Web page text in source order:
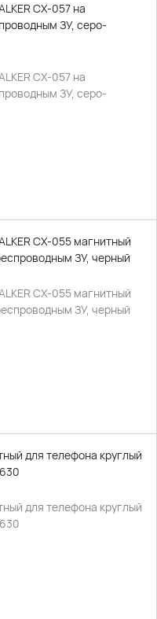
CX-057 на
ЗУ, серо-
CX-057 на
ЗУ, серо-
CX-055 магнитный
ЗУ, черный
CX-055 магнитный
ЗУ, черный
для телефона круглый
для телефона круглый